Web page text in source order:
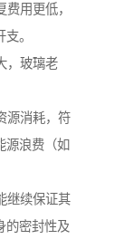
用更低，
。
，玻璃老
源消耗，符
源浪费（如
继续保证其
的密封性及